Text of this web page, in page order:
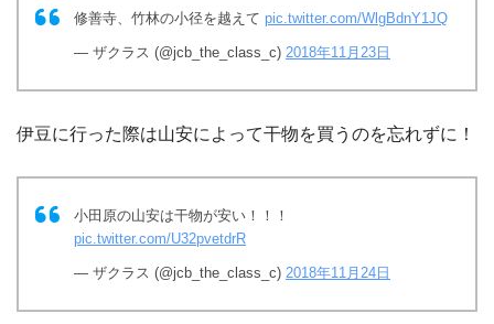
修善寺、竹林の小径を越えて pic.twitter.com/WlgBdnY1JQ
— ザクラス (@jcb_the_class_c) 2018年11月23日
伊豆に行った際は山安によって干物を買うのを忘れずに！
小田原の山安は干物が安い！！！
pic.twitter.com/U32pvetdrR
— ザクラス (@jcb_the_class_c) 2018年11月24日